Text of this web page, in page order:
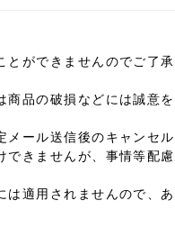
とができませんのでご了承
商品の破損などには誠意を
メール送信後のキャンセル
できませんが、事情等配慮
は適用されませんので、あ